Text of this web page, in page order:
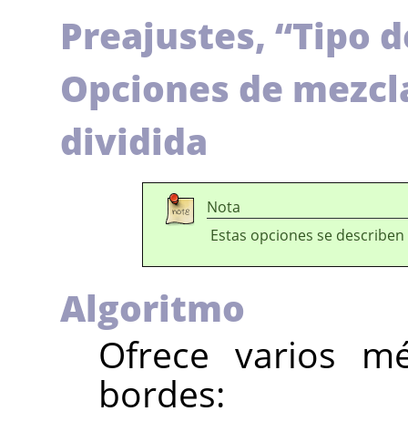
Preajustes, “Tipo
Opciones de
dividida
Nota
Estas opciones se
Algoritmo
Ofrece varios
bordes: